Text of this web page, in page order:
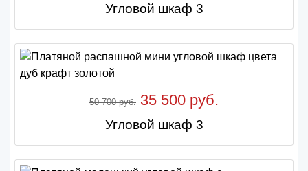
Угловой шкаф 3
50 700 руб. 35 500 руб.
Угловой шкаф 3